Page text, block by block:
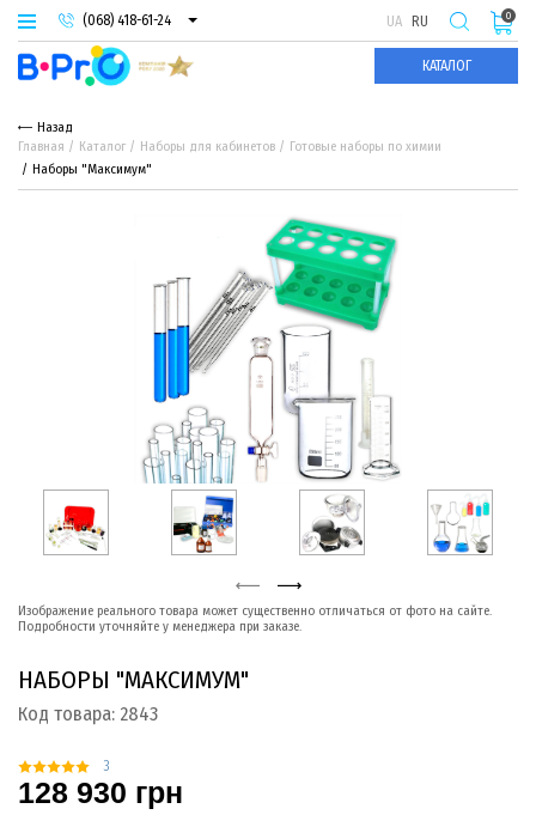
(068) 418-61-24
(093) 974-66-94
(095) 987-29-55
UA RU
КАТАЛОГ
0
Назад
Главная
Каталог Наборы для кабинетов
Готовые наборы по химии
Наборы "Максимум"
Изображение реального товара может существенно отличаться от фото на сайте.
Подробности уточняйте у менеджера при заказе.
НАБОРЫ "МАКСИМУМ"
Код товара: 2843
3
128 930 грн